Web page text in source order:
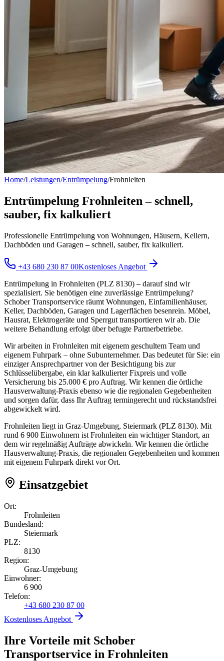
Home/Leistungen/Entrümpelung/Frohnleiten
Entrümpelung Frohnleiten – schnell,
sauber, fix kalkuliert
Professionelle Entrümpelung von Wohnungen, Häusern, Kellern,
Dachböden und Garagen – schnell, sauber, fix kalkuliert.
+43 680 230 87 00Kostenloses Angebot
Entrümpelung in Frohnleiten (PLZ 8130) – darauf sind wir
spezialisiert. Sie benötigen eine zuverlässige Entrümpelung?
Schober Transportservice räumt Wohnungen, Einfamilienhäuser,
Keller, Dachböden, Garagen und Lagerflächen besenrein. Möbel,
Hausrat, Elektrogeräte und Sperrgut transportieren wir ab. Die
weitere Behandlung erfolgt über befugte Partnerbetriebe.
Wir arbeiten in Frohnleiten mit eigenem geschultem Team und
eigenem Fuhrpark – ohne Subunternehmer. Das bedeutet für Sie: ein
einziger Ansprechpartner von der Besichtigung bis zur
Schlüsselübergabe, ein klar kalkulierter Fixpreis und volle
Versicherung bis 25.000 € pro Auftrag. Wir kennen die örtliche
Hausverwaltung-Praxis ebenso wie die regionalen Gegebenheiten
und sorgen dafür, dass Ihr Auftrag termingerecht und rückstandsfrei
abgewickelt wird.
Frohnleiten liegt in Graz-Umgebung, Steiermark (PLZ 8130). Mit
rund 6 900 Einwohnern ist Frohnleiten ein wichtiger Standort, an
dem wir regelmäßig Aufträge abwickeln. Wir kennen die örtliche
Hausverwaltung-Praxis, die regionalen Gegebenheiten und kommen
mit eigenem Fuhrpark direkt vor Ort.
Einsatzgebiet
Ort:
Frohnleiten
Bundesland:
Steiermark
PLZ:
8130
Region:
Graz-Umgebung
Einwohner:
6 900
Telefon:
+43 680 230 87 00
Kostenloses Angebot
Ihre Vorteile mit Schober
Transportservice in Frohnleiten